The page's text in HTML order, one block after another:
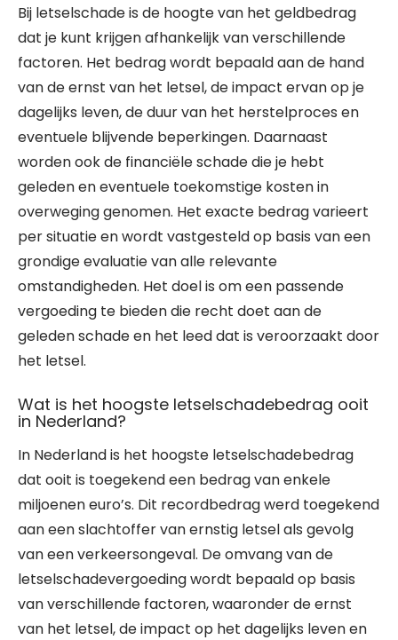
Bij letselschade is de hoogte van het geldbedrag
dat je kunt krijgen afhankelijk van verschillende
factoren. Het bedrag wordt bepaald aan de hand
van de ernst van het letsel, de impact ervan op je
dagelijks leven, de duur van het herstelproces en
eventuele blijvende beperkingen. Daarnaast
worden ook de financiële schade die je hebt
geleden en eventuele toekomstige kosten in
overweging genomen. Het exacte bedrag varieert
per situatie en wordt vastgesteld op basis van een
grondige evaluatie van alle relevante
omstandigheden. Het doel is om een passende
vergoeding te bieden die recht doet aan de
geleden schade en het leed dat is veroorzaakt door
het letsel.
Wat is het hoogste letselschadebedrag ooit
in Nederland?
In Nederland is het hoogste letselschadebedrag
dat ooit is toegekend een bedrag van enkele
miljoenen euro’s. Dit recordbedrag werd toegekend
aan een slachtoffer van ernstig letsel als gevolg
van een verkeersongeval. De omvang van de
letselschadevergoeding wordt bepaald op basis
van verschillende factoren, waaronder de ernst
van het letsel, de impact op het dagelijks leven en